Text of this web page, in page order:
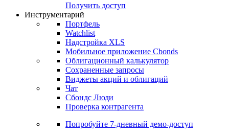
Получить доступ
Инструментарий
Портфель
Watchlist
Надстройка XLS
Мобильное приложение Cbonds
Облигационный калькулятор
Сохраненные запросы
Виджеты акций и облигаций
Чат
Сбондс Люди
Проверка контрагента
Попробуйте 7-дневный демо-доступ